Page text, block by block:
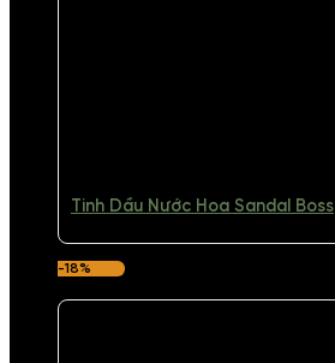
Tinh Dầu Nước Hoa Sandal Boss
-18%